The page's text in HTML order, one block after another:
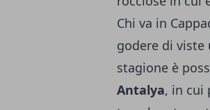
Chi va in
godere di viste
stagione è
Antalya, in cui